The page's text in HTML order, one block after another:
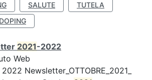
SALUTE
TUTELA
2021-2022
Web
2022 Newsletter_OTTOBRE_2021_